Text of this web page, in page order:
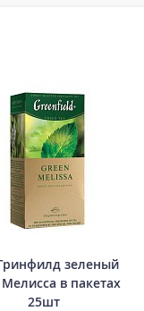
зеленый
в пакетах
25шт